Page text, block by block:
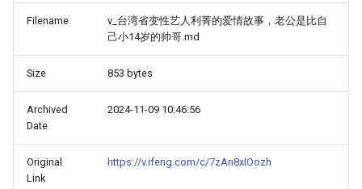
Filename
v_台湾省变性艺人利菁的爱情故事，老公是比自
己小14岁的帅哥.md
Size 853 bytes
Archived
Date
2024-11-09 10:46:56
Original
Link
https://v.ifeng.com/c/7zAn8xIOozh